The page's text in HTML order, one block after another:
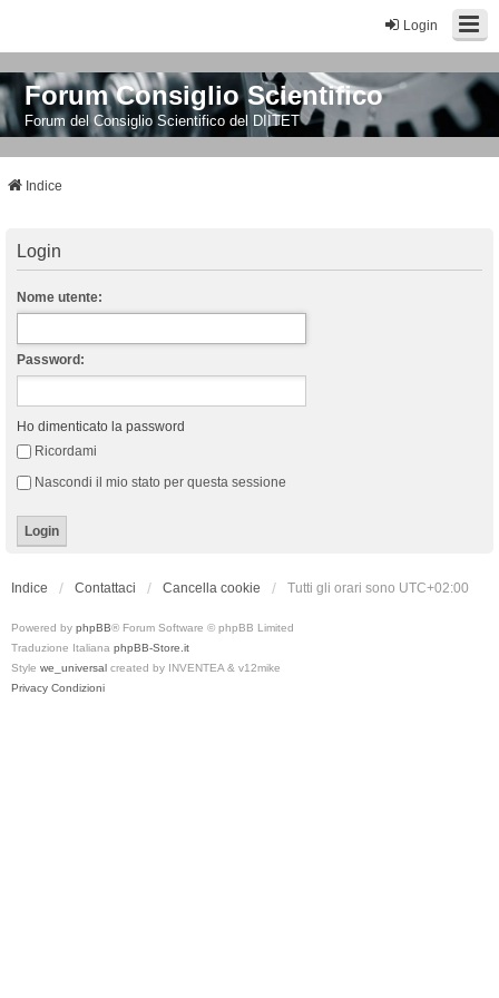
Login
Forum Consiglio Scientifico
Forum del Consiglio Scientifico del DIITET
Indice
Login
Nome utente:
Password:
Ho dimenticato la password
Ricordami
Nascondi il mio stato per questa sessione
Indice Contattaci Cancella cookie Tutti gli orari sono UTC+02:00
Powered by phpBB® Forum Software © phpBB Limited
Traduzione Italiana phpBB-Store.it
Style we_universal created by INVENTEA & v12mike
Privacy Condizioni